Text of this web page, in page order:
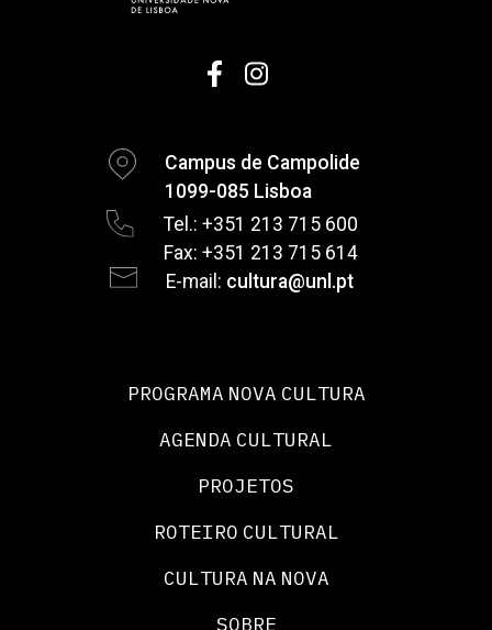
Campus de Campolide
1099-085 Lisboa
Tel.: +351 213 715 600
Fax: +351 213 715 614
E-mail: cultura@unl.pt
PROGRAMA NOVA CULTURA
AGENDA CULTURAL
PROJETOS
ROTEIRO CULTURAL
CULTURA NA NOVA
SOBRE